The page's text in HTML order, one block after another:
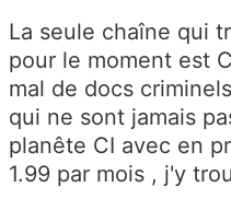
La seule chaîne qui
pour le moment est
mal de docs
qui ne sont jamais
planête CI avec en
1.99 par mois , j'y